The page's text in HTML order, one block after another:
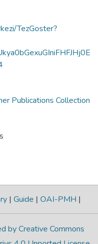
TezGoster?
Publications Collection
| Guide | OAI-PMH |
by Creative Commons